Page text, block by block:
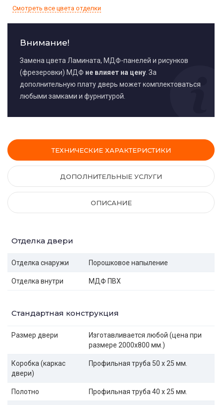
Смотреть все цвета отделки
Внимание!
Замена цвета Ламината, МДФ-панелей и рисунков
(фрезеровки) МДФ не влияет на цену . За
дополнительную плату дверь может комплектоваться
любыми замками и фурнитурой.
ТЕХНИЧЕСКИЕ ХАРАКТЕРИСТИКИ
ДОПОЛНИТЕЛЬНЫЕ УСЛУГИ
ОПИСАНИЕ
Отделка двери
Отделка снаружи Порошковое напыление
Отделка внутри МДФ ПВХ
Стандартная конструкция
Размер двери
Изготавливается любой (цена при
размере 2000x800 мм.)
Коробка (каркас
двери)
Профильная труба 50 х 25 мм.
Полотно Профильная труба 40 х 25 мм.